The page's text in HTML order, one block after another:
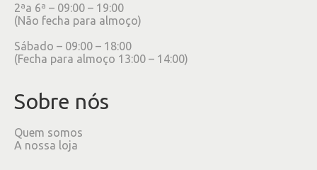
2ªa 6ª – 09:00 – 19:00
(Não fecha para almoço)
Sábado – 09:00 – 18:00
(Fecha para almoço 13:00 – 14:00)
Sobre nós
Quem somos
A nossa loja